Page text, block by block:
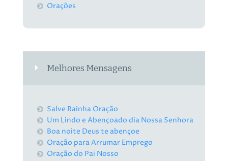
Orações
Melhores Mensagens
Salve Rainha Oração
Um Lindo e Abençoado dia Nossa Senhora
Boa noite Deus te abençoe
Oração para Arrumar Emprego
Oração do Pai Nosso